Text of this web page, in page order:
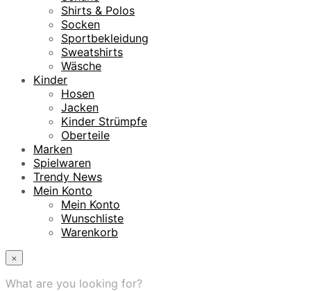
Shirts & Polos
Socken
Sportbekleidung
Sweatshirts
Wäsche
Kinder
Hosen
Jacken
Kinder Strümpfe
Oberteile
Marken
Spielwaren
Trendy News
Mein Konto
Mein Konto
Wunschliste
Warenkorb
×
What are you looking for?